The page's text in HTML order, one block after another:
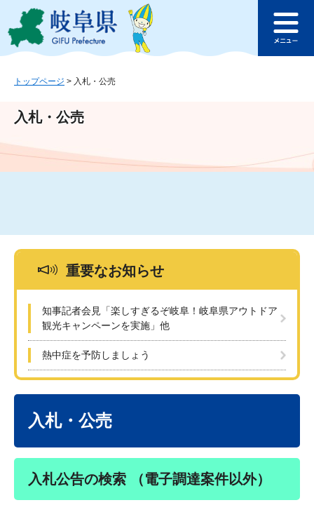
ジ
ュ
文
このページの本文へ
ュ
トップページ > 入札・公売
入札・公売
重要なお知らせ
知事記者会見「楽しすぎるぞ岐阜！岐阜県アウトドア
観光キャンペーンを実施」他
熱中症を予防しましょう
入札・公売
入札公告の検索 （電子調達案件以外）